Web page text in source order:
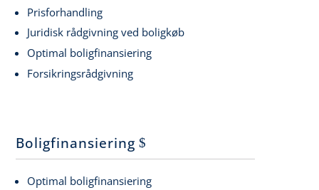
Prisforhandling
Juridisk rådgivning ved boligkøb
Optimal boligfinansiering
Forsikringsrådgivning
Boligfinansiering
Optimal boligfinansiering